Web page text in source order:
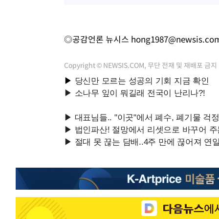
◎공감언론 뉴시스
Copyright © NEWSIS.COM, 무단 전재 및 재배포 금지